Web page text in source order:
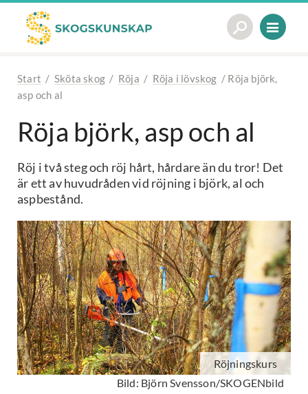
Start / Sköta skog / Röja / Röja i lövskog / Röja björk,
asp och al
Röja björk, asp och al
Röj i två steg och röj hårt, hårdare än du tror! Det
är ett av huvudråden vid röjning i björk, al och
aspbestånd.
Röjningskurs
Bild: Björn Svensson/SKOGENbild